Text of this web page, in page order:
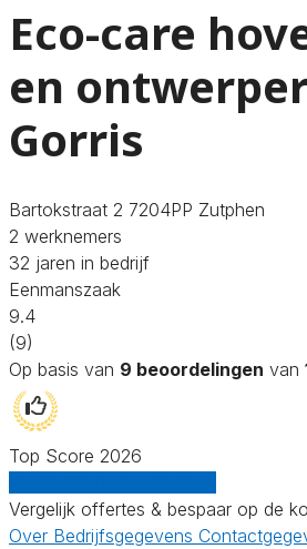
Eco-care
en
Gorris
Bartokstraat 2 7204PP Zutphen
2 werknemers
32 jaren in bedrijf
Eenmanszaak
9.4
(9)
Op basis van 9 beoordelingen van
Top Score 2026
Vergelijk offertes & bespaar op de
Over Bedrijfsgegevens